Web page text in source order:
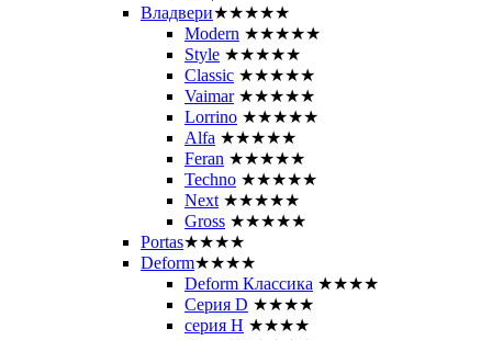
Владвери★★★★★
Modern ★★★★★
Style ★★★★★
Classic ★★★★★
Vaimar ★★★★★
Lorrino ★★★★★
Alfa ★★★★★
Feran ★★★★★
Techno ★★★★★
Next ★★★★★
Gross ★★★★★
Portas★★★★
Deform★★★★
Deform Классика ★★★★
Серия D ★★★★
серия H ★★★★